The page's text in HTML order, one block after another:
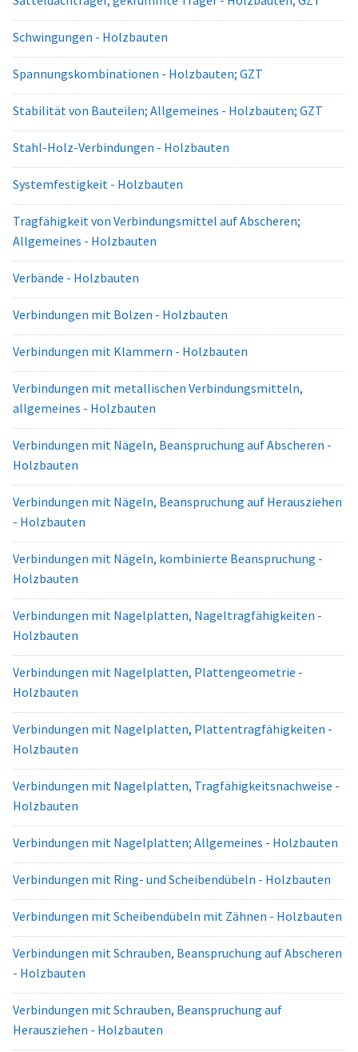
Schwingungen - Holzbauten
Spannungskombinationen - Holzbauten; GZT
Stabilität von Bauteilen; Allgemeines - Holzbauten; GZT
Stahl-Holz-Verbindungen - Holzbauten
Systemfestigkeit - Holzbauten
Tragfähigkeit von Verbindungsmittel auf Abscheren;
Allgemeines - Holzbauten
Verbände - Holzbauten
Verbindungen mit Bolzen - Holzbauten
Verbindungen mit Klammern - Holzbauten
Verbindungen mit metallischen Verbindungsmitteln,
allgemeines - Holzbauten
Verbindungen mit Nägeln, Beanspruchung auf Abscheren -
Holzbauten
Verbindungen mit Nägeln, Beanspruchung auf Herausziehen
- Holzbauten
Verbindungen mit Nägeln, kombinierte Beanspruchung -
Holzbauten
Verbindungen mit Nagelplatten, Nageltragfähigkeiten -
Holzbauten
Verbindungen mit Nagelplatten, Plattengeometrie -
Holzbauten
Verbindungen mit Nagelplatten, Plattentragfähigkeiten -
Holzbauten
Verbindungen mit Nagelplatten, Tragfähigkeitsnachweise -
Holzbauten
Verbindungen mit Nagelplatten; Allgemeines - Holzbauten
Verbindungen mit Ring- und Scheibendübeln - Holzbauten
Verbindungen mit Scheibendübeln mit Zähnen - Holzbauten
Verbindungen mit Schrauben, Beanspruchung auf Abscheren
- Holzbauten
Verbindungen mit Schrauben, Beanspruchung auf
Herausziehen - Holzbauten